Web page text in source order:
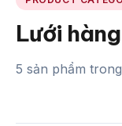
Lưới
5 sản phẩm